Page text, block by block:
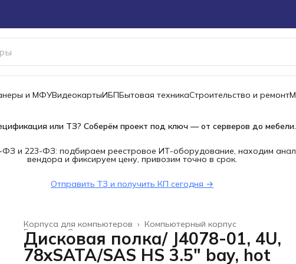
и МФУВидеокартыИБПБытовая техникаСтроительство и ремонт
или ТЗ? Соберём проект под ключ — от серверов до мебели.
и 223-ФЗ: подбираем реестровое ИТ-оборудование, находим
вендора и фиксируем цену, привозим точно в срок.
Отправить ТЗ и получить КП сегодня →
Компьютерный корпус
Корпуса для компьютеров ›
Электроника
Главная
Дисковая полка/ J4078-01, 4U,
78xSATA/SAS HS 3.5" bay, hot